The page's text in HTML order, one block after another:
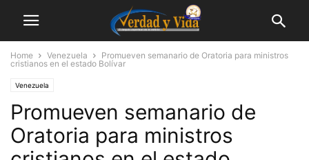
Home Venezuela
Promueven semanario de Oratoria para ministros
cristianos en el estado Bolívar
Venezuela
Promueven semanario de
Oratoria para ministros